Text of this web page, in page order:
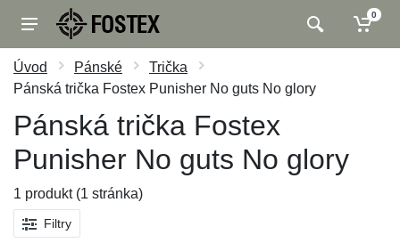
0
Úvod Pánské
Trička
Pánská trička Fostex Punisher No guts No glory
Pánská trička Fostex
Punisher No guts No glory
1 produkt (1 stránka)
Filtry